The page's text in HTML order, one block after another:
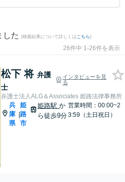
した (検索結果について詳しくは こちら)
26件中 1-26件を表示
松下 将 弁護
士
インタビューを見
る
弁護士法人ALG＆Associates 姫路法律事務所
兵
庫
県
|
姫
路
市
姫路駅か
ら徒歩9分
営業時間：00:00~2
3:59（土日祝日）